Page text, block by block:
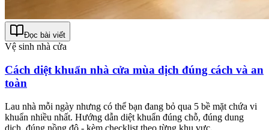
Đọc bài viết
Vệ sinh nhà cửa
Cách diệt khuẩn nhà cửa mùa dịch đúng cách và an
toàn
Lau nhà mỗi ngày nhưng có thể bạn đang bỏ qua 5 bề mặt chứa vi
khuẩn nhiều nhất. Hướng dẫn diệt khuẩn đúng chỗ, đúng dung
dịch, đúng nồng độ - kèm checklist theo từng khu vực.